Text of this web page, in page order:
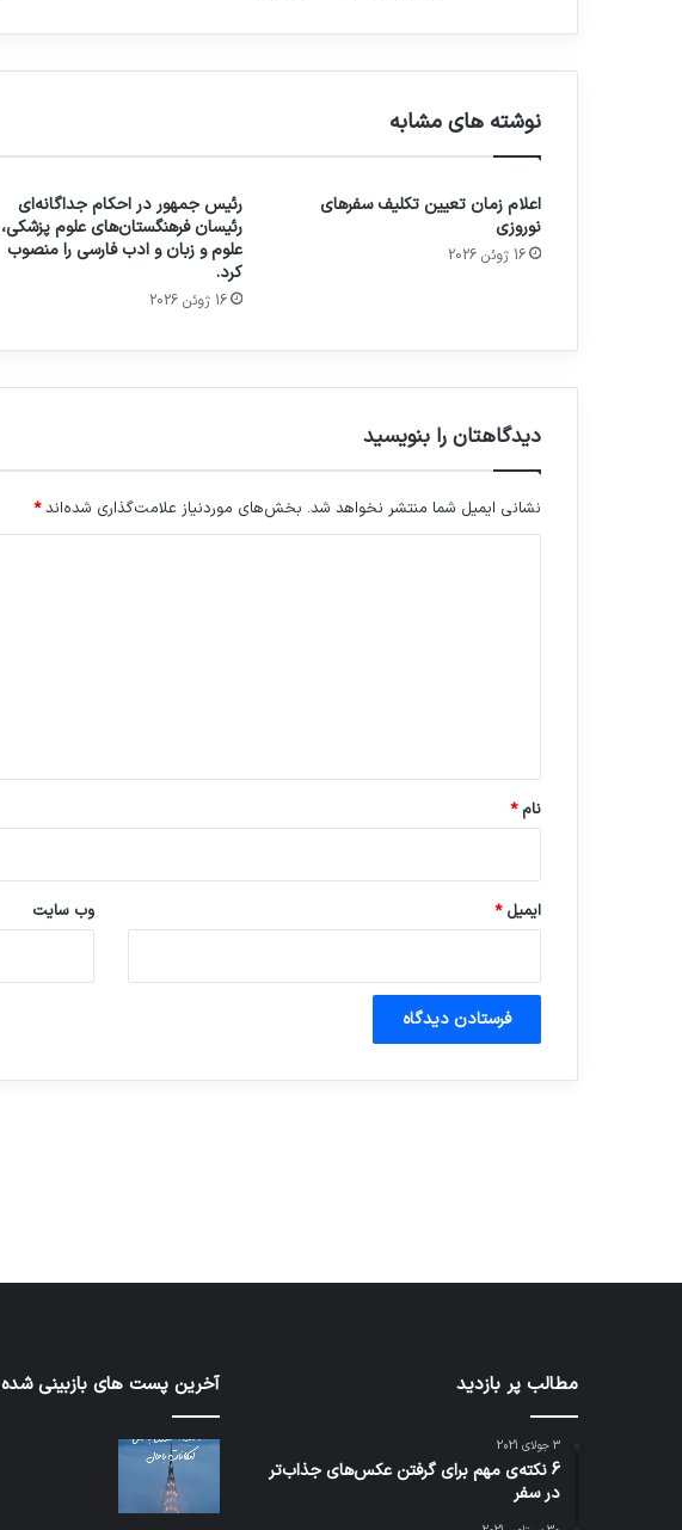
نوشته های مشابه
اعلام زمان تعیین تکلیف سفرهای
نوروزی
16 ژوئن 2026
رئیس جمهور در احکام جداگانه‌ای
رئیسان فرهنگستان‌های علوم پزشکی،
علوم و زبان و ادب فارسی را منصوب
کرد.
16 ژوئن 2026
دیدگاهتان را بنویسید
نشانی ایمیل شما منتشر نخواهد شد. بخش‌های موردنیاز علامت‌گذاری شده‌اند*
نام*
ایمیل* وب‌ سایت
مطالب پر بازدید
3 جولای 2021
6 نکته‌ی مهم برای گرفتن عکس‌های جذاب‌تر
در سفر
آخرین پست های بازبینی شده
تدابیر
خواب
و
بیداری